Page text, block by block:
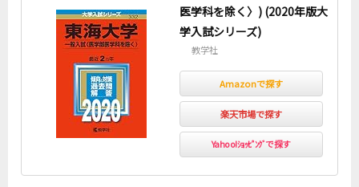
医学科を除く〉) (2020年版大
学入試シリーズ)
教学社
Amazonで探す
楽天市場で探す
Yahoo!ｼｮｯﾋﾟﾝｸﾞで探す